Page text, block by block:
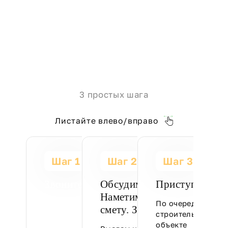
3 простых шага
Листайте влево/вправо
Шаг 1
+7 (910) 507-03-98
Познакомимся,
Шаг 2
Обсудим вашу задачу.
Наметим план. Составим
смету. Заключим договор
Шаг 3
Приступаем к
По очередности
строительные
объекте